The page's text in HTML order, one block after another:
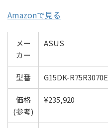
Amazonで見る
メー
カー
ASUS
型番 G15DK-R75R3070E
価格
(参考)
¥235,920